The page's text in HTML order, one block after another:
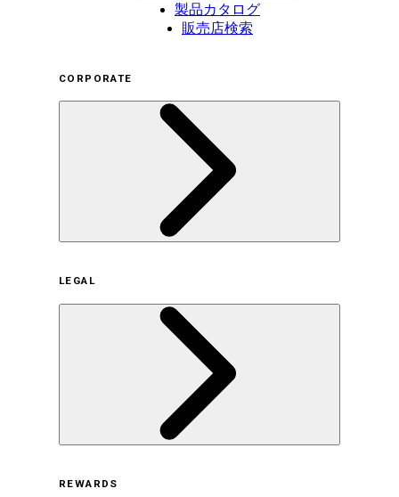
製品カタログ
販売店検索
CORPORATE
サステナビリティの取り組み（日本）
サステナビリティの取り組み（米国/英語）
ヒストリー
採用情報
LEGAL
REWARDS